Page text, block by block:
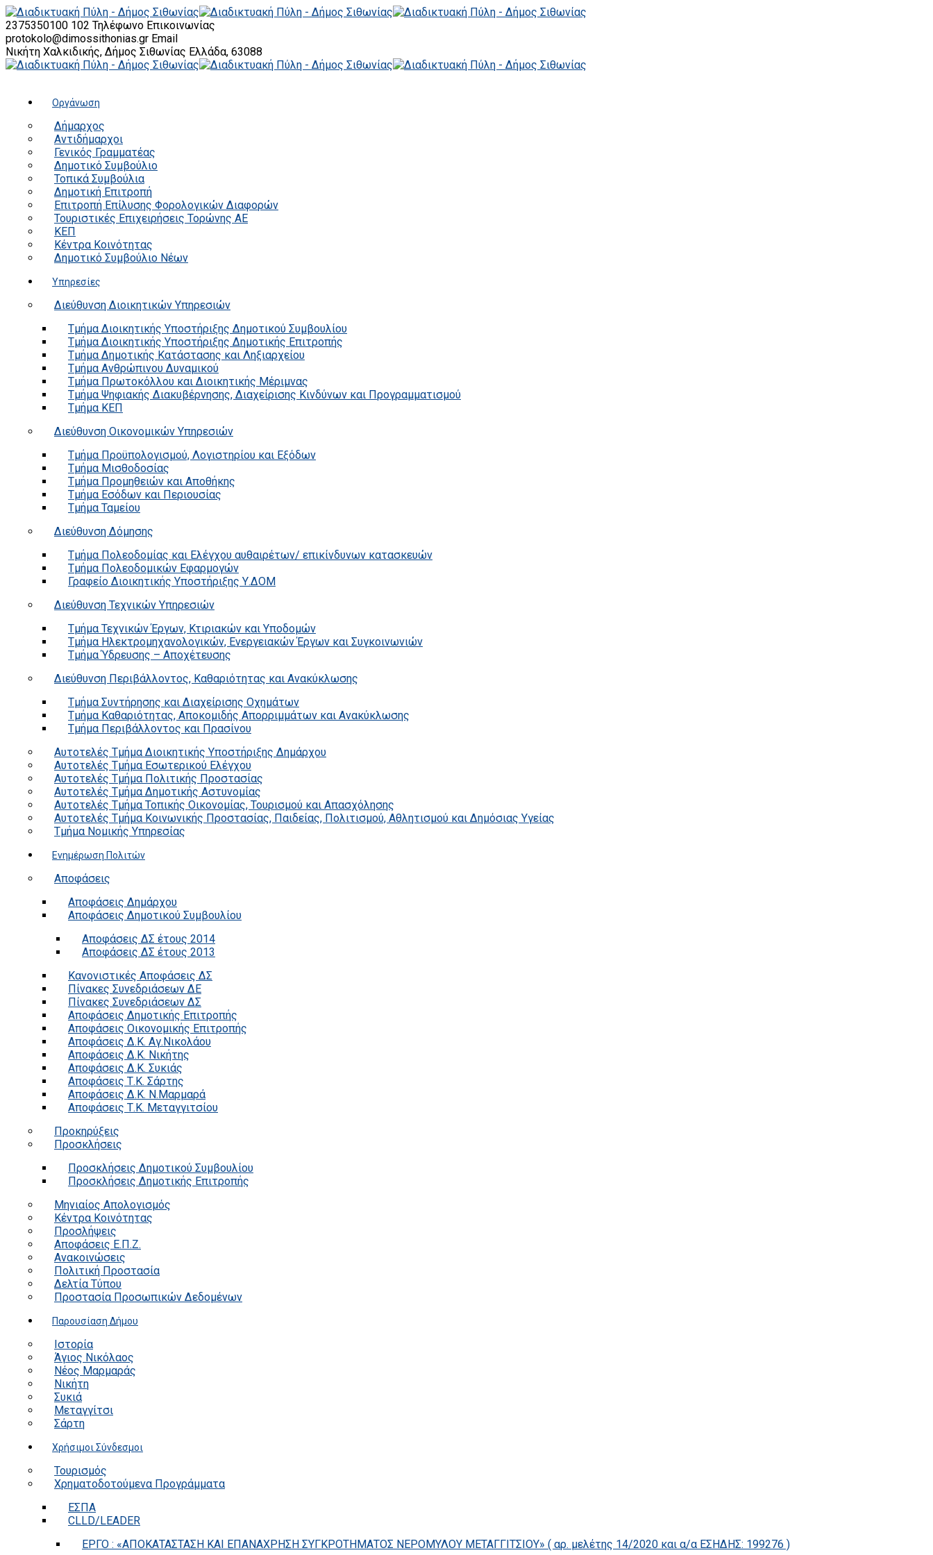
2375350100 102 Τηλέφωνο Επικοινωνίας
protokolo@dimossithonias.gr Email
Νικήτη Χαλκιδικής, Δήμος Σιθωνίας Ελλάδα, 63088
Οργάνωση
Δήμαρχος
Αντιδήμαρχοι
Γενικός Γραμματέας
Δημοτικό Συμβούλιο
Τοπικά Συμβούλια
Δημοτική Επιτροπή
Επιτροπή Επίλυσης Φορολογικών Διαφορών
Τουριστικές Επιχειρήσεις Τορώνης ΑΕ
ΚΕΠ
Κέντρα Κοινότητας
Δημοτικό Συμβούλιο Νέων
Υπηρεσίες
Διεύθυνση Διοικητικών Υπηρεσιών
Τμήμα Διοικητικής Υποστήριξης Δημοτικού Συμβουλίου
Τμήμα Διοικητικής Υποστήριξης Δημοτικής Επιτροπής
Τμήμα Δημοτικής Κατάστασης και Ληξιαρχείου
Τμήμα Ανθρώπινου Δυναμικού
Τμήμα Πρωτοκόλλου και Διοικητικής Μέριμνας
Τμήμα Ψηφιακής Διακυβέρνησης, Διαχείρισης Κινδύνων και Προγραμματισμού
Τμήμα ΚΕΠ
Διεύθυνση Οικονομικών Υπηρεσιών
Τμήμα Προϋπολογισμού, Λογιστηρίου και Εξόδων
Τμήμα Μισθοδοσίας
Τμήμα Προμηθειών και Αποθήκης
Τμήμα Εσόδων και Περιουσίας
Τμήμα Ταμείου
Διεύθυνση Δόμησης
Τμήμα Πολεοδομίας και Ελέγχου αυθαιρέτων/ επικίνδυνων κατασκευών
Τμήμα Πολεοδομικών Εφαρμογών
Γραφείο Διοικητικής Υποστήριξης Υ.ΔΟΜ
Διεύθυνση Τεχνικών Υπηρεσιών
Τμήμα Τεχνικών Έργων, Κτιριακών και Υποδομών
Τμήμα Ηλεκτρομηχανολογικών, Ενεργειακών Έργων και Συγκοινωνιών
Τμήμα Ύδρευσης – Αποχέτευσης
Διεύθυνση Περιβάλλοντος, Καθαριότητας και Ανακύκλωσης
Τμήμα Συντήρησης και Διαχείρισης Οχημάτων
Τμήμα Καθαριότητας, Αποκομιδής Απορριμμάτων και Ανακύκλωσης
Τμήμα Περιβάλλοντος και Πρασίνου
Αυτοτελές Τμήμα Διοικητικής Υποστήριξης Δημάρχου
Αυτοτελές Τμήμα Εσωτερικού Ελέγχου
Αυτοτελές Τμήμα Πολιτικής Προστασίας
Αυτοτελές Τμήμα Δημοτικής Αστυνομίας
Αυτοτελές Τμήμα Τοπικής Οικονομίας, Τουρισμού και Απασχόλησης
Αυτοτελές Τμήμα Κοινωνικής Προστασίας, Παιδείας, Πολιτισμού, Αθλητισμού και Δημόσιας Υγείας
Τμήμα Νομικής Υπηρεσίας
Ενημέρωση Πολιτών
Αποφάσεις
Αποφάσεις Δημάρχου
Αποφάσεις Δημοτικού Συμβουλίου
Αποφάσεις ΔΣ έτους 2014
Αποφάσεις ΔΣ έτους 2013
Κανονιστικές Αποφάσεις ΔΣ
Πίνακες Συνεδριάσεων ΔΕ
Πίνακες Συνεδριάσεων ΔΣ
Αποφάσεις Δημοτικής Επιτροπής
Αποφάσεις Οικονομικής Επιτροπής
Αποφάσεις Δ.Κ. Αγ.Νικολάου
Αποφάσεις Δ.Κ. Νικήτης
Αποφάσεις Δ.Κ. Συκιάς
Αποφάσεις Τ.Κ. Σάρτης
Αποφάσεις Δ.Κ. Ν.Μαρμαρά
Αποφάσεις Τ.Κ. Μεταγγιτσίου
Προκηρύξεις
Προσκλήσεις
Προσκλήσεις Δημοτικού Συμβουλίου
Προσκλήσεις Δημοτικής Επιτροπής
Μηνιαίος Απολογισμός
Κέντρα Κοινότητας
Προσλήψεις
Αποφάσεις Ε.Π.Ζ.
Ανακοινώσεις
Πολιτική Προστασία
Δελτία Τύπου
Προστασία Προσωπικών Δεδομένων
Παρουσίαση Δήμου
Ιστορία
Άγιος Νικόλαος
Νέος Μαρμαράς
Νικήτη
Συκιά
Μεταγγίτσι
Σάρτη
Χρήσιμοι Σύνδεσμοι
Τουρισμός
Χρηματοδοτούμενα Προγράμματα
ΕΣΠΑ
CLLD/LEADER
ΕΡΓΟ : «ΑΠΟΚΑΤΑΣΤΑΣΗ ΚΑΙ ΕΠΑΝΑΧΡΗΣΗ ΣΥΓΚΡΟΤΗΜΑΤΟΣ ΝΕΡΟΜΥΛΟΥ ΜΕΤΑΓΓΙΤΣΙΟΥ» ( αρ. μελέτης 14/2020 και α/α ΕΣΗΔΗΣ: 199276 )